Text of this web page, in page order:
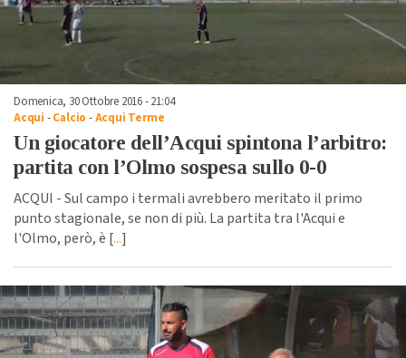
Domenica, 30 Ottobre 2016 - 21:04
Acqui -Calcio -Acqui Terme
Un giocatore dell’Acqui spintona l’arbitro:
partita con l’Olmo sospesa sullo 0-0
ACQUI - Sul campo i termali avrebbero meritato il primo
punto stagionale, se non di più. La partita tra l'Acqui e
l'Olmo, però, è [...]